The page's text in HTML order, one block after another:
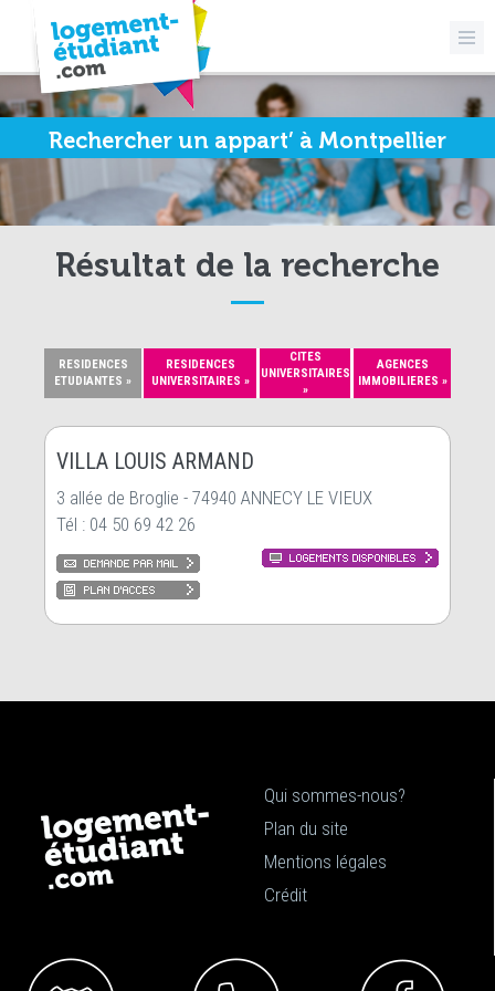
Rechercher un appart’ à Montpellier
Résultat de la recherche
RESIDENCES
ETUDIANTES »
RESIDENCES
UNIVERSITAIRES »
CITES
UNIVERSITAIRES
»
AGENCES
IMMOBILIERES »
VILLA LOUIS ARMAND
3 allée de Broglie - 74940 ANNECY LE VIEUX
Tél : 04 50 69 42 26
Qui sommes-nous?
Plan du site
Mentions légales
Crédit